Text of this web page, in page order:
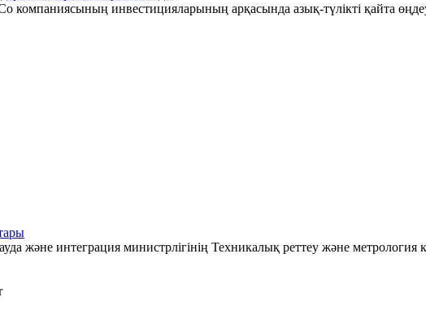
компаниясының инвестицияларының арқасында азық-түлікті қайта
және интеграция министрлігінің Техникалық реттеу және метрология